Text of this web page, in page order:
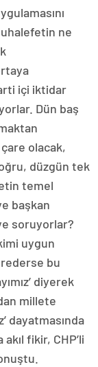
ne
içi iktidar
Dün baş
olacak,
düzgün tek
temel
başkan
soruyorlar?
uygun
bu
diyerek
millete
dayatmasında
fikir, CHP’li